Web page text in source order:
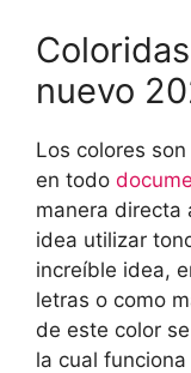
nuevo
Los colores
en todo
manera directa
idea utilizar
increíble idea,
letras o como
de este color
la cual